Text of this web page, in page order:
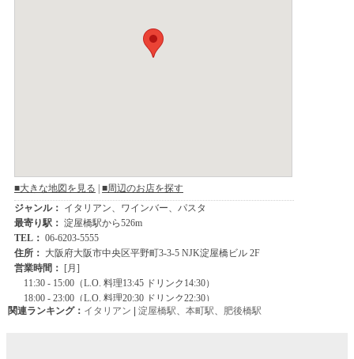
関連ランキング： イタリアン | 淀屋橋駅、 本町駅、 肥後橋駅